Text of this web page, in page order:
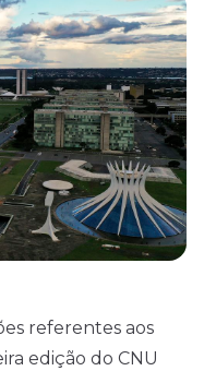
referentes aos
edição do CNU